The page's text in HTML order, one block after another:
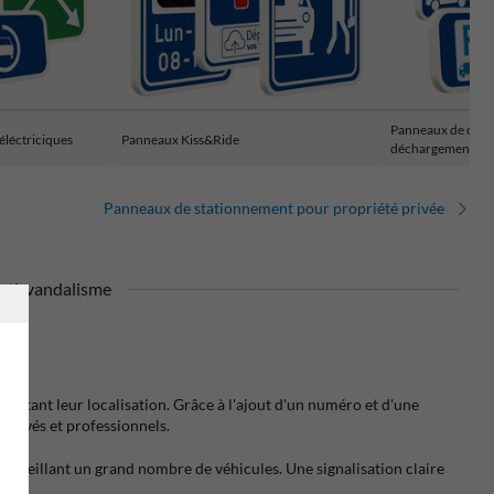
Panneaux Kiss&Ride
Panneaux de
déchargement
Panneaux de stationnement pour propriété privée
vandalisme
leur localisation. Grâce à l'ajout d'un numéro et d'une
et professionnels.
un grand nombre de véhicules. Une signalisation claire